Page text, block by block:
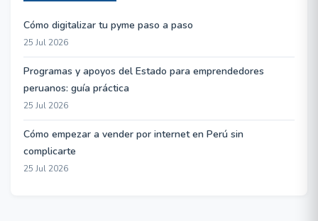
Cómo digitalizar tu pyme paso a paso
25 Jul 2026
Programas y apoyos del Estado para emprendedores
peruanos: guía práctica
25 Jul 2026
Cómo empezar a vender por internet en Perú sin
complicarte
25 Jul 2026